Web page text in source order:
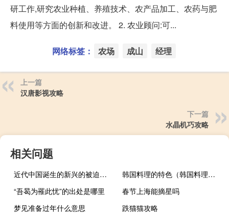
研工作,研究农业种植、养殖技术、农产品加工、农药与肥
料使用等方面的创新和改进。 2. 农业顾问:可...
网络标签： 农场 成山 经理
上一篇
汉唐影视攻略
下一篇
水晶机巧攻略
相关问题
近代中国诞生的新兴的被迫阶级是什么
韩国料理的特色（韩国料理简介）
“吾曷为罹此忧”的出处是哪里
春节上海能摘星吗
梦见准备过年什么意思
跌猫猫攻略